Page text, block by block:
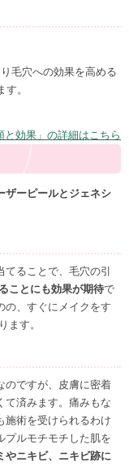
毛穴への効果を高める
。
と効果」の詳細はこちら
ザーピールとジェネシ
ることで、 毛穴の引
ことにも効果が期待で
の、すぐにメイクをす
ます。
のですが、皮膚に密着
済みます。 痛みもな
施術を受けられるわけ
プルモチモチした肌を
やニキビ、ニキビ跡に